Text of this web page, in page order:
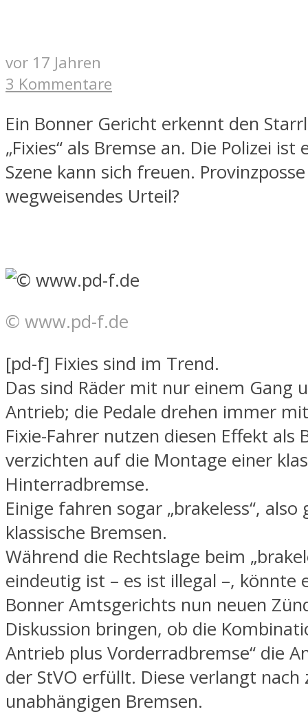
vor 17 Jahren
3 Kommentare
Ein Bonner Gericht erkennt den
„Fixies“ als Bremse an. Die Polizei ist
Szene kann sich freuen.
wegweisendes Urteil?
© www.pd-f.de
[pd-f] Fixies sind im Trend.
Das sind Räder mit nur einem Gang
Antrieb; die Pedale drehen immer
Fixie-Fahrer nutzen diesen Effekt als
verzichten auf die Montage einer
Hinterradbremse.
Einige fahren sogar „brakeless“, also
klassische Bremsen.
Während die Rechtslage beim
eindeutig ist – es ist illegal –, könnte
Bonner Amtsgerichts nun neuen
Diskussion bringen, ob die
Antrieb plus Vorderradbremse“ die
der StVO erfüllt. Diese verlangt nach
unabhängigen Bremsen.